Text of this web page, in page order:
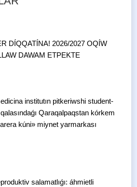
DÍQQATÍNA! 2026/2027 OQÍW
DAWAM ETPEKTE
institutın pitkeriwshi student-
Qaraqalpaqstan kórkem
kúni» miynet yarmarkası
salamatlıǵı: áhmietli